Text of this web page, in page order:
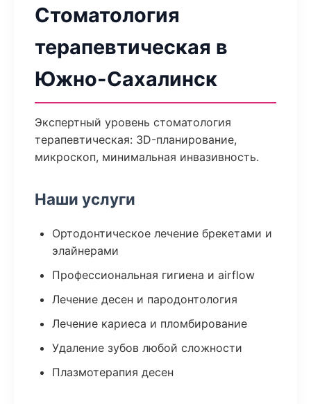
Стоматология
терапевтическая в
Южно-Сахалинск
Экспертный уровень стоматология
терапевтическая: 3D-планирование,
микроскоп, минимальная инвазивность.
Наши услуги
Ортодонтическое лечение брекетами и
элайнерами
Профессиональная гигиена и airflow
Лечение десен и пародонтология
Лечение кариеса и пломбирование
Удаление зубов любой сложности
Плазмотерапия десен